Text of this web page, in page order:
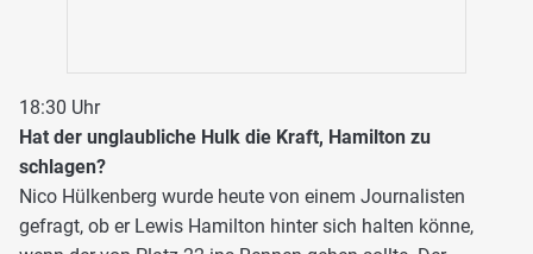
18:30 Uhr
Hat der unglaubliche Hulk die Kraft, Hamilton zu
schlagen?
Nico Hülkenberg wurde heute von einem Journalisten
gefragt, ob er Lewis Hamilton hinter sich halten könne,